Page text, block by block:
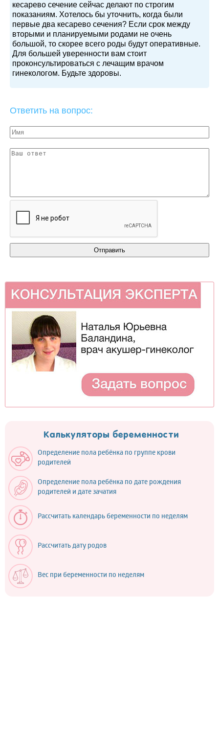
кесарево сечение сейчас делают по строгим
показаниям. Хотелось бы уточнить, когда были
первые два кесарево сечения? Если срок между
вторыми и планируемыми родами не очень
большой, то скорее всего роды будут оперативные.
Для большей уверенности вам стоит
проконсультироваться с лечащим врачом
гинекологом. Будьте здоровы.
Ответить на вопрос:
Калькуляторы беременности
Определение пола ребёнка по группе крови
родителей
Определение пола ребёнка по дате рождения
родителей и дате зачатия
Рассчитать календарь беременности по неделям
Рассчитать дату родов
Вес при беременности по неделям